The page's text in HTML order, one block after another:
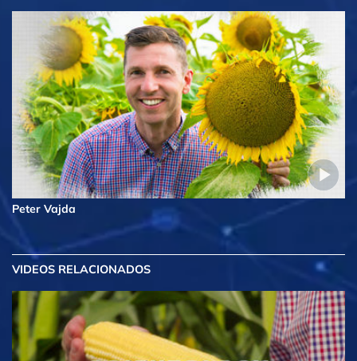
Peter Vajda
VIDEOS RELACIONADOS